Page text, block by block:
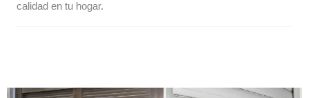
calidad en tu hogar.